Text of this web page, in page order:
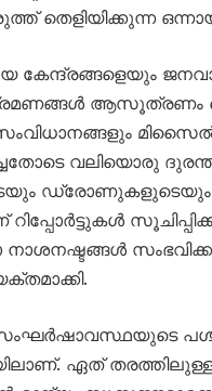
ഒന്നായി
കേന്ദ്രങ്ങളെയും
ആസൂത്രണം
വലിയൊരു
ഡ്രോണുകളുടെയും
സംഘർഷാവസ്ഥയുടെ
ഏത് തരത്തിലുള്ള